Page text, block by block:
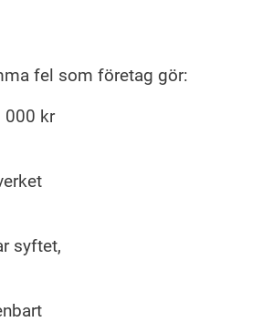
fel som företag gör:
000 kr
syftet,